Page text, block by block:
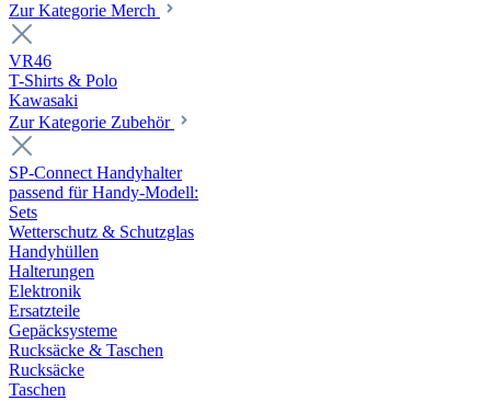
Zur Kategorie Merch
VR46
T-Shirts & Polo
Kawasaki
Zur Kategorie Zubehör
SP-Connect Handyhalter
passend für Handy-Modell:
Sets
Wetterschutz & Schutzglas
Handyhüllen
Halterungen
Elektronik
Ersatzteile
Gepäcksysteme
Rucksäcke & Taschen
Rucksäcke
Taschen